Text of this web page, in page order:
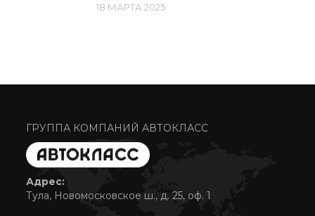
18 МАРТА 2025
ГРУППА КОМПАНИЙ АВТОКЛАСС
Адрес:
Тула, Новомосковское ш., д. 25, оф. 1